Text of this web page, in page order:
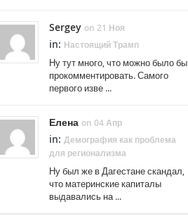
Sergey on 21 Ноя
in: Настоящий Трамп
Ну тут много, что можно было бы
прокомментировать. Самого
первого изве ...
Елена on 04 Апр
in: Демография как проблема
для регионализма
Ну был же в Дагестане скандал,
что материнские капиталы
выдавались на ...